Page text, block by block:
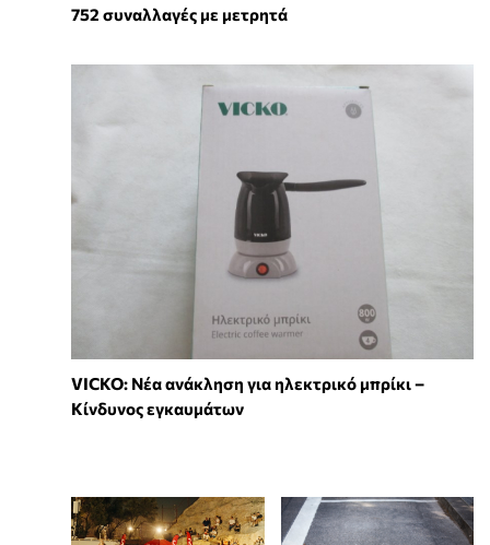
752 συναλλαγές με μετρητά
VICKO: Νέα ανάκληση για ηλεκτρικό μπρίκι –
Κίνδυνος εγκαυμάτων